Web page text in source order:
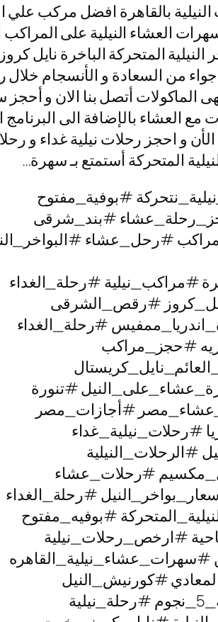
بالقاهرة افضل مركب علي
العشاء النيلية على المراكب
المتحركة الباخرة نايل
من السعادة و الأنسجام خلال
الماكولات أتصل بنا الان و
الابحار على نيل القاهرة لمدة 3 ساعات مع
المتحركة أستمتع بـ سهرة…
#بوفية_مفتوح
#بند_شرقى
#رحل_عشاء
#مراكب_نيلية #رحلة_الغداء
#رقص_الشرقى
#رحلة_الغداء
#حجز_مراكب
#تنورة
#أجازات_مصر
#رحلات_نيلية_غداء
#الرحلات_النيلية
#رحلات_عشاء
#رحلة_الغداء
#بوفيه_مفتوح
#ارخص_رحلات_نيلية
#سهرات_عشاء_نيلية_القاهره
#كورنيش_النيل